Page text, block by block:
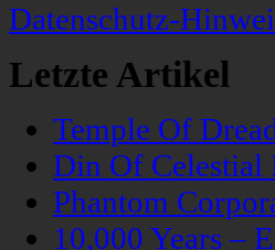
Datenschutz-
Letzte Artikel
Temple Of
Din Of Celestial
Phantom
10,000 Years –